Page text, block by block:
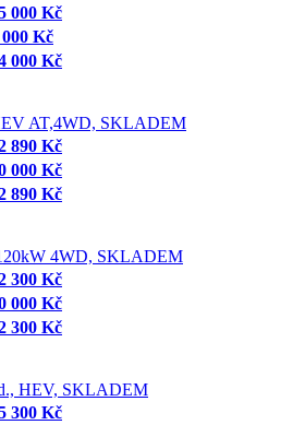
000 Kč
Kč
000 Kč
AT,4WD, SKLADEM
890 Kč
000 Kč
890 Kč
4WD, SKLADEM
300 Kč
000 Kč
300 Kč
HEV, SKLADEM
300 Kč